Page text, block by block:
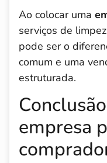
Ao colocar uma
serviços de
pode ser o
comum e uma
estruturada.
empresa